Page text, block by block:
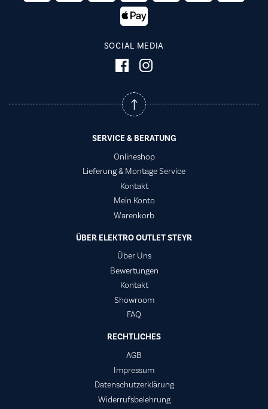
SOCIAL MEDIA
SERVICE & BERATUNG
Onlineshop
Lieferung & Montage Service
Kontakt
Mein Konto
Warenkorb
ÜBER ELEKTRO OUTLET STEYR
Über Uns
Bewertungen
Kontakt
Showroom
FAQ
RECHTLICHES
AGB
Impressum
Datenschutzerklärung
Widerrufsbelehrung